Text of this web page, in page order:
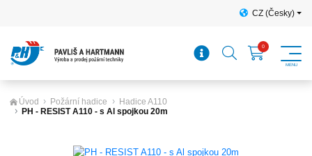
CZ (Česky)
Úvod Požární hadice
Hadice A110
PH - RESIST A110 - s Al spojkou 20m